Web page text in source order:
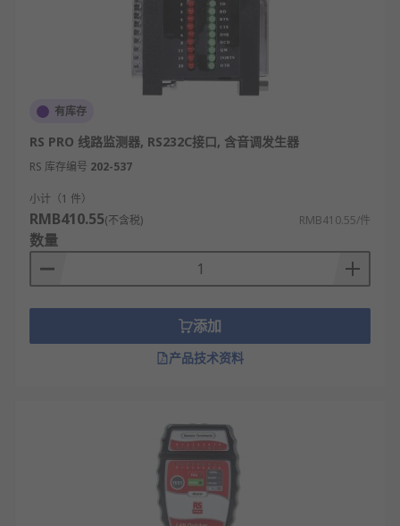
有库存
RS PRO 线路监测器, RS232C接口, 含音调发生器
RS 库存编号 202-537
小计（1 件）
RMB410.55(不含税) RMB410.55/件
数量
添加
产品技术资料